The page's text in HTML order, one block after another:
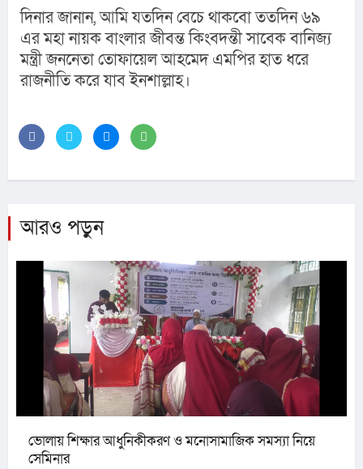
দিনার জানান, আমি যতদিন বেচে থাকবো ততদিন ৬৯
এর মহা নায়ক বাংলার জীবন্ত কিংবদন্তী সাবেক বানিজ্য
মন্ত্রী জননেতা তোফায়েল আহমেদ এমপির হাত ধরে
রাজনীতি করে যাব ইনশাল্লাহ।
আরও পড়ুন
ভোলায় শিক্ষার আধুনিকীকরণ ও মনোসামাজিক সমস্যা নিয়ে
সেমিনার